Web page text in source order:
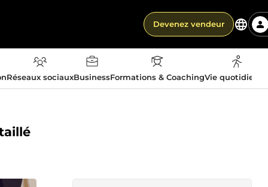
Devenez vendeur
Réseaux sociauxBusinessFormations & CoachingVie